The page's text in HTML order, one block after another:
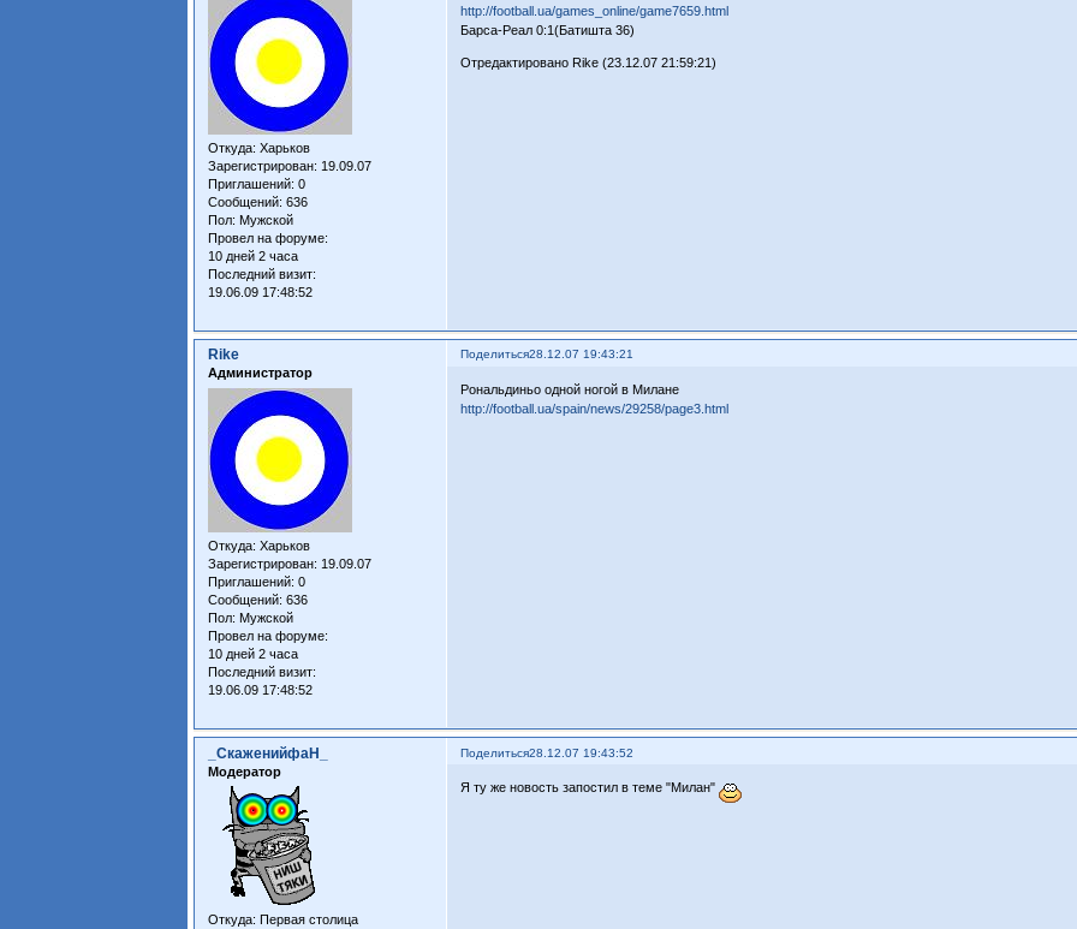
Откуда: Харьков
Зарегистрирован: 19.09.07
Приглашений: 0
Сообщений: 636
Пол: Мужской
Провел на форуме:
10 дней 2 часа
Последний визит:
19.06.09 17:48:52
http://football.ua/games_online/game7659.html
Барса-Реал 0:1(Батишта 36)
Отредактировано Rike (23.12.07 21:59:21)
Поделиться28.12.07 19:43:21
Rike
Администратор
Откуда: Харьков
Зарегистрирован: 19.09.07
Приглашений: 0
Сообщений: 636
Пол: Мужской
Провел на форуме:
10 дней 2 часа
Последний визит:
19.06.09 17:48:52
Рональдиньо одной ногой в Милане
http://football.ua/spain/news/29258/page3.html
Поделиться28.12.07 19:43:52
_СкаженийфаН_
Модератор
Откуда: Первая столица
Я ту же новость запостил в теме "Милан"